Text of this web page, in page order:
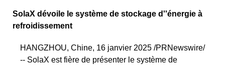
SolaX dévoile le système de stockage d''énergie à
refroidissement
HANGZHOU, Chine, 16 janvier 2025 /PRNewswire/
-- SolaX est fière de présenter le système de